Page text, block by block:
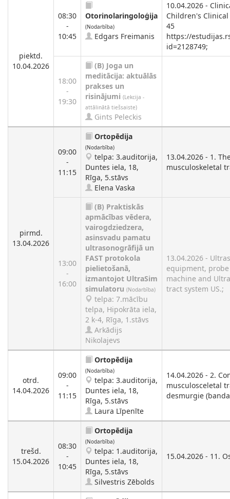
piektd.
10.04.2026
08:30
-
10:45
Otorinolaringoloģija
(Nodarbība)
Edgars Freimanis
10.04.2026 -
Children's
45
https://
id=2128749;
18:00
-
19:30
(B) Joga un
meditācija: aktuālās
prakses un
risinājumi (Lekcija -
attālinātā tiešsaiste)
Gints Peleckis
pirmd.
13.04.2026
09:00
-
11:15
Ortopēdija
(Nodarbība)
telpa: 3.auditorija,
Duntes iela, 18,
Rīga, 5.stāvs
Elena Vaska
13.04.2026 - 1.
musculoskeletal
13:00
-
16:00
(B) Praktiskās
apmācības vēdera,
vairogdziedzera,
asinsvadu pamatu
ultrasonogrāfijā un
FAST protokola
pielietošanā,
izmantojot UltraSim
simulatoru (Nodarbība)
telpa: 7.mācību
telpa, Hipokrāta iela,
2 k-4, Rīga, 1.stāvs
Arkādijs
Nikolajevs
13.04.2026 -
equipment,
machine and
tract system US.;
otrd.
14.04.2026
09:00
-
11:15
Ortopēdija
(Nodarbība)
telpa: 3.auditorija,
Duntes iela, 18,
Rīga, 5.stāvs
Laura Līpenīte
14.04.2026 - 2.
musculosceletal
desmurgie
trešd.
15.04.2026
08:30
-
10:45
Ortopēdija
(Nodarbība)
telpa: 1.auditorija,
Duntes iela, 18,
Rīga, 5.stāvs
Silvestris Zēbolds
15.04.2026 - 11.